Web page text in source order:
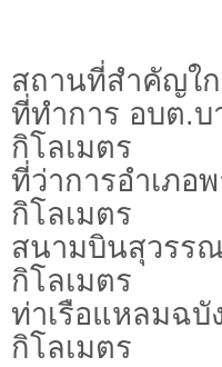
สถานที่สำคัญใ
ที่ทำการ อบต.บ
กิโลเมตร
ที่ว่าการอำเ
กิโลเมตร
สนามบินสุวร
กิโลเมตร
ท่าเรือแหลม
กิโลเมตร